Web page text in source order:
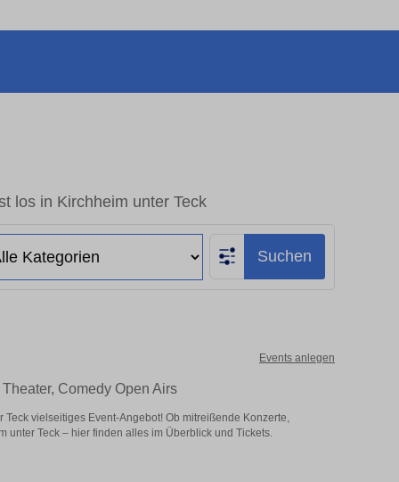
los in Kirchheim unter Teck
Suchen
Events anlegen
Comedy Open Airs
vielseitiges Event-Angebot! Ob mitreißende Konzerte,
Teck – hier finden alles im Überblick und Tickets.